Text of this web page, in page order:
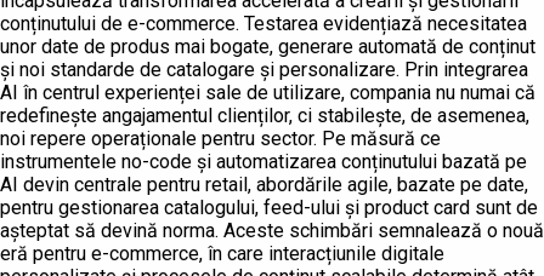
conținutului de e-commerce. Testarea evidențiază necesitatea
unor date de produs mai bogate, generare automată de conținut
și noi standarde de catalogare și personalizare. Prin integrarea
AI în centrul experienței sale de utilizare, compania nu numai că
redefinește angajamentul clienților, ci stabilește, de asemenea,
noi repere operaționale pentru sector. Pe măsură ce
instrumentele no-code și automatizarea conținutului bazată pe
AI devin centrale pentru retail, abordările agile, bazate pe date,
pentru gestionarea catalogului, feed-ului și product card sunt de
așteptat să devină norma. Aceste schimbări semnalează o nouă
eră pentru e-commerce, în care interacțiunile digitale